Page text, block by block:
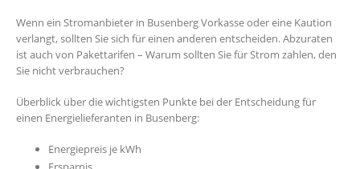
Wenn ein Stromanbieter in Busenberg Vorkasse oder eine Kaution
verlangt, sollten Sie sich für einen anderen entscheiden. Abzuraten
ist auch von Pakettarifen – Warum sollten Sie für Strom zahlen, den
Sie nicht verbrauchen?
Überblick über die wichtigsten Punkte bei der Entscheidung für
einen Energielieferanten in Busenberg:
Energiepreis je kWh